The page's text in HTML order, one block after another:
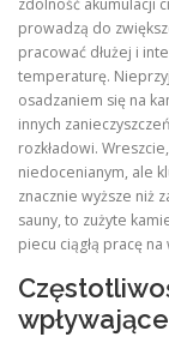
zdolność akumulacji
prowadzą do
pracować dłużej i
temperaturę.
osadzaniem się na
innych
rozkładowi. Wreszcie,
niedocenianym, ale
znacznie wyższe niż
sauny, to zużyte
piecu ciągłą pracę
wpływające